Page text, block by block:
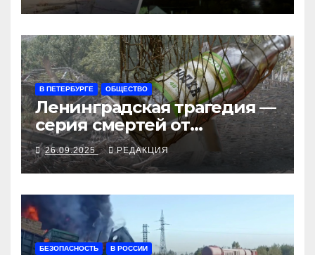
В ПЕТЕРБУРГЕ ОБЩЕСТВО
Ленинградская трагедия —
серия смертей от
алкосуррогата
26.09.2025 РЕДАКЦИЯ
БЕЗОПАСНОСТЬ В РОССИИ